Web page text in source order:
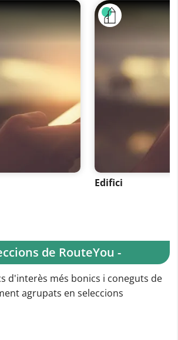
Edifici
de RouteYou -
d'interès més bonics i coneguts de
agrupats en seleccions